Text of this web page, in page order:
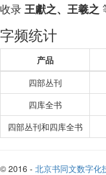
收录王獻之、王羲之
字频统计
产品
四部丛刊
四库全书
四部丛刊和四库全书
© 2016 - 北京书同文数字化